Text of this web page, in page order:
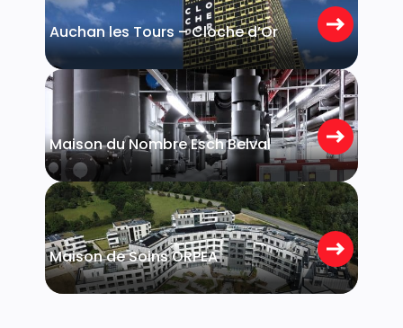
Luxembourg
Auchan les Tours – Cloche d’Or
Maison du Nombre Esch Belval
Strassen
Maison de Soins ORPEA